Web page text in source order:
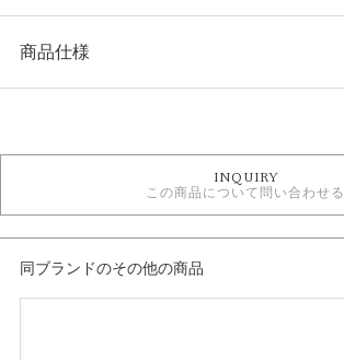
商品仕様
TAKEUCHI BRIDAL × Something Blue ＞ 婚約指輪
すっきりとしたデザインにさわやかな風を感じて。
INQUIRY
この商品について問い合わせる
同ブランドのその他の商品